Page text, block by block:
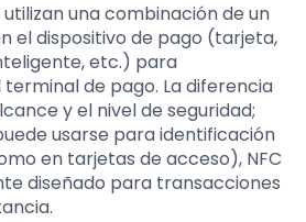
una combinación de un
el dispositivo de pago (tarjeta,
etc.) para
de pago. La diferencia
y el nivel de seguridad;
usarse para identificación
en tarjetas de acceso), NFC
diseñado para transacciones